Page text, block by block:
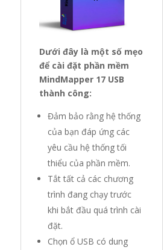
Dưới đây là một số mẹo
để cài đặt phần mềm
MindMapper 17 USB
thành công:
Đảm bảo rằng hệ thống
của bạn đáp ứng các
yêu cầu hệ thống tối
thiểu của phần mềm.
Tắt tất cả các chương
trình đang chạy trước
khi bắt đầu quá trình cài
đặt.
Chọn ổ USB có dung